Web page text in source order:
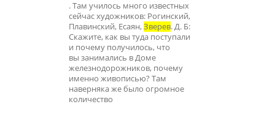
. Там училось много известных
сейчас художников: Рогинский,
Плавинский, Есаян,Зверев. Д. Б:
Скажите, как вы туда поступали
и почему получилось, что
вы занимались в Доме
железнодорожников, почему
именно живописью? Там
наверняка же было огромное
количество